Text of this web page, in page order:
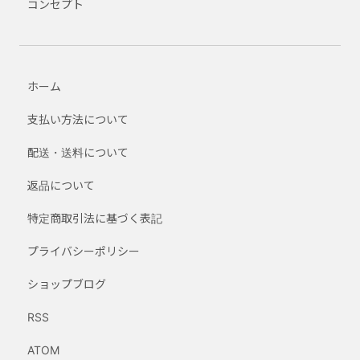
コンセプト
ホーム
支払い方法について
配送・送料について
返品について
特定商取引法に基づく表記
プライバシーポリシー
ショップブログ
RSS
ATOM